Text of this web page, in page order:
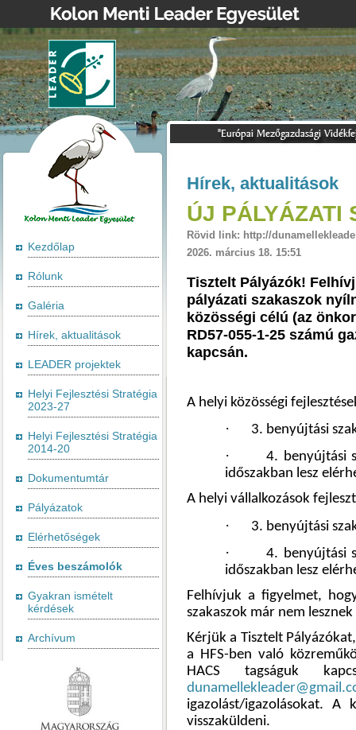
Kezdőlap
Rólunk
Galéria
Hírek, aktualitások
LEADER projektek
Helyi Fejlesztési Stratégia
2023-27
Helyi Fejlesztési Stratégia
2014-20
Dokumentumtár
Pályázatok
Elérhetőségek
Éves beszámolók
Gyakran ismételt
kérdések
Archívum
Hírek, aktualitások
ÚJ PÁLYÁZATI
Rövid link: http://
2026. március 18. 15:51
Tisztelt Pályázók!
pályázati szakaszok
közösségi célú (az
RD57-055-1-25 számú
kapcsán.
A helyi közösségi
· 3. benyújtási
·
4. benyújtási
időszakban lesz
A helyi vállalkozások
· 3. benyújtási
·
4. benyújtási
időszakban lesz
Felhívjuk a figyelmet,
szakaszok már nem
Kérjük a Tisztelt
a HFS-ben való
HACS tagságuk
igazolást/igazolásokat. A
visszaküldeni.